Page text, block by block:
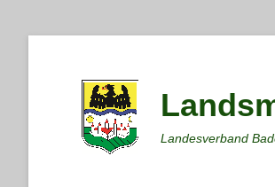
Landesverband